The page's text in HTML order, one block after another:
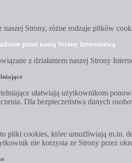
naszej Strony, różne rodzaje plików
przez naszą Stronę Internetową
z działaniem naszej Strony
ułatwiają użytkownikom
Dla bezpieczeństwa danych
pliki cookies, które umożliwiają m.in.
nie korzysta ze Strony przez